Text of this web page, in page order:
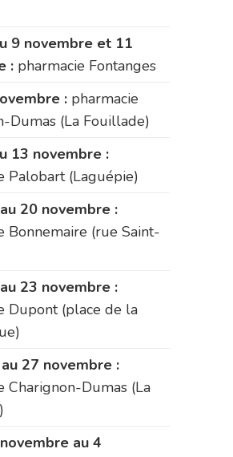
9 novembre et 11
: pharmacie Fontanges
: pharmacie
Dumas (La Fouillade)
13 novembre :
Palobart (Laguépie)
20 novembre :
Bonnemaire (rue Saint-
23 novembre :
Dupont (place de la
27 novembre :
Charignon-Dumas (La
au 4